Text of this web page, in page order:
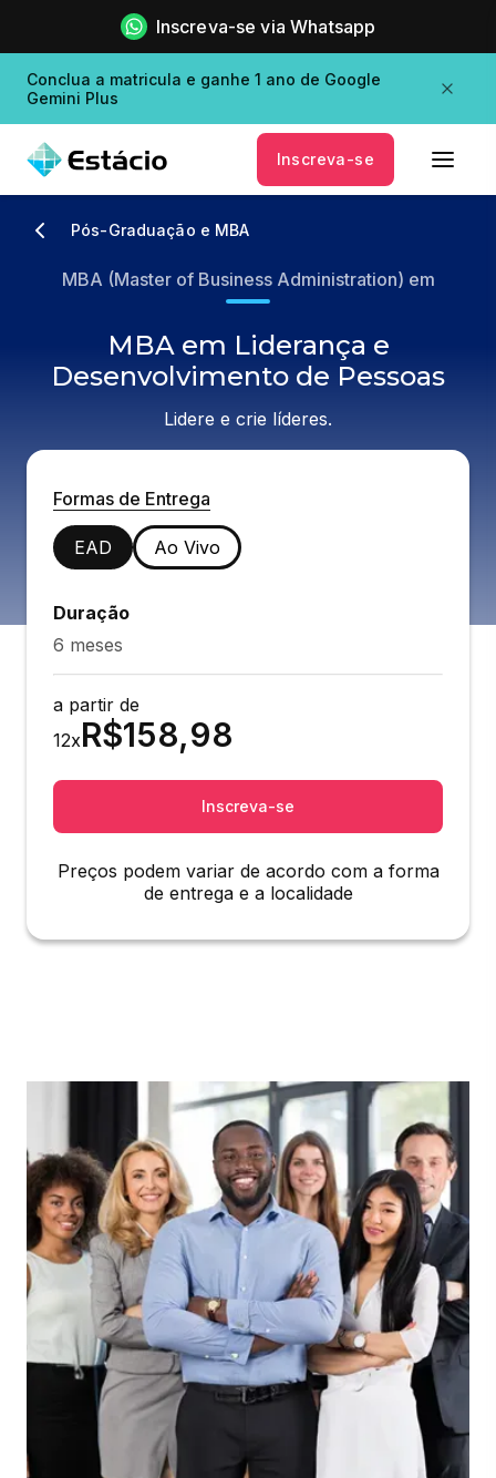
Inscreva-se via Whatsapp
Conclua a matricula e ganhe 1 ano de Google
Gemini Plus
Inscreva-se
Pós-Graduação e MBA
MBA (Master of Business Administration) em
MBA em Liderança e
Desenvolvimento de Pessoas
Lidere e crie líderes.
Formas de Entrega
EAD Ao Vivo
Duração
6 meses
a partir de
12xR$158,98
Inscreva-se
Preços podem variar de acordo com a forma
de entrega e a localidade